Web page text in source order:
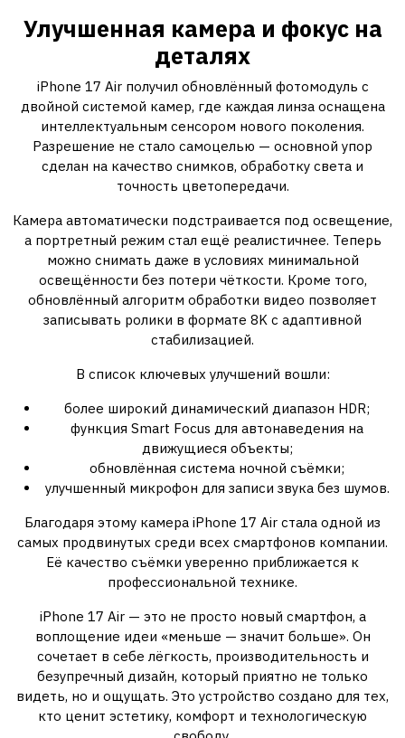
Улучшенная камера и фокус на
деталях
iPhone 17 Air получил обновлённый фотомодуль с
двойной системой камер, где каждая линза оснащена
интеллектуальным сенсором нового поколения.
Разрешение не стало самоцелью — основной упор
сделан на качество снимков, обработку света и
точность цветопередачи.
Камера автоматически подстраивается под освещение,
а портретный режим стал ещё реалистичнее. Теперь
можно снимать даже в условиях минимальной
освещённости без потери чёткости. Кроме того,
обновлённый алгоритм обработки видео позволяет
записывать ролики в формате 8K с адаптивной
стабилизацией.
В список ключевых улучшений вошли:
более широкий динамический диапазон HDR;
функция Smart Focus для автонаведения на
движущиеся объекты;
обновлённая система ночной съёмки;
улучшенный микрофон для записи звука без шумов.
Благодаря этому камера iPhone 17 Air стала одной из
самых продвинутых среди всех смартфонов компании.
Её качество съёмки уверенно приближается к
профессиональной технике.
iPhone 17 Air — это не просто новый смартфон, а
воплощение идеи «меньше — значит больше». Он
сочетает в себе лёгкость, производительность и
безупречный дизайн, который приятно не только
видеть, но и ощущать. Это устройство создано для тех,
кто ценит эстетику, комфорт и технологическую